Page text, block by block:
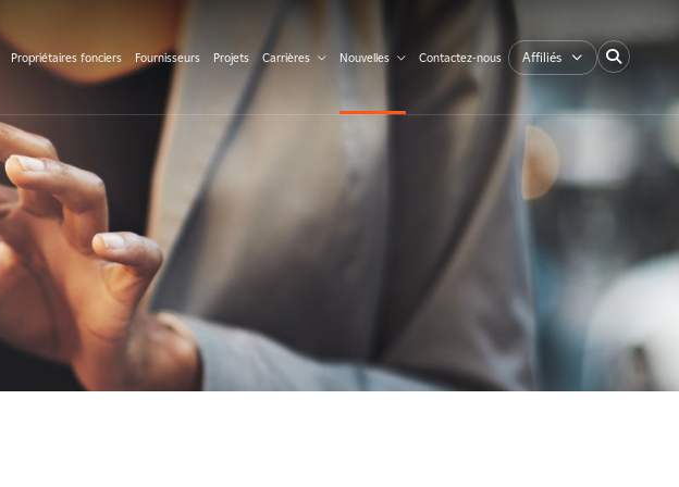
Propriétaires fonciers Fournisseurs Projets Carrières Nouvelles Contactez-nous Affiliés